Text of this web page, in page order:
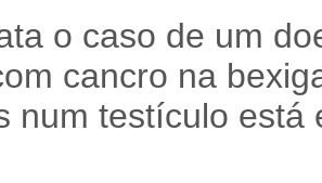
o caso de um
cancro na
num testículo